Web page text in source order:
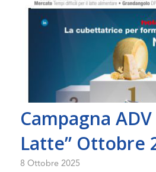
Campagna
Latte” Ottobre
8 Ottobre 2025